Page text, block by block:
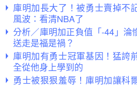
庫明加長大了！被勇士賣掉
風波：看清NBA了
分析／庫明加正負值「-44」
送走是福是禍？
庫明加有勇士冠軍基因！猛誇
全從他身上學到的
勇士被狠狠羞辱！庫明加讓